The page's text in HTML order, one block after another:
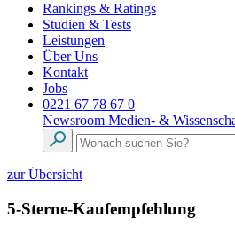
Rankings & Ratings
Studien & Tests
Leistungen
Über Uns
Kontakt
Jobs
0221 67 78 67 0
Newsroom Medien- &
zur Übersicht
5-Sterne-Kaufempfehlung